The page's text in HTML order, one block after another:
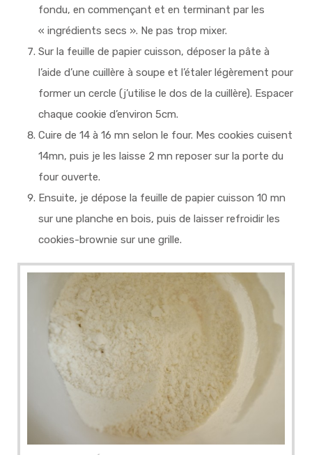
fondu, en commençant et en terminant par les
« ingrédients secs ». Ne pas trop mixer.
Sur la feuille de papier cuisson, déposer la pâte à
l’aide d’une cuillère à soupe et l’étaler légèrement pour
former un cercle (j’utilise le dos de la cuillère). Espacer
chaque cookie d’environ 5cm.
Cuire de 14 à 16 mn selon le four. Mes cookies cuisent
14mn, puis je les laisse 2 mn reposer sur la porte du
four ouverte.
Ensuite, je dépose la feuille de papier cuisson 10 mn
sur une planche en bois, puis de laisser refroidir les
cookies-brownie sur une grille.